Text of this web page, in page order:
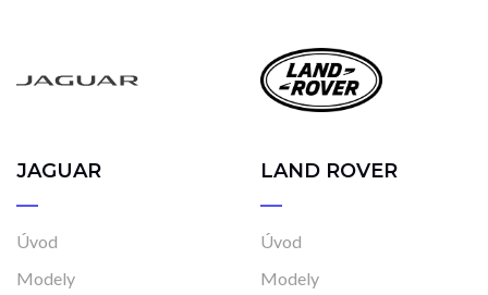
JAGUAR
Úvod
Modely
LAND ROVER
Úvod
Modely